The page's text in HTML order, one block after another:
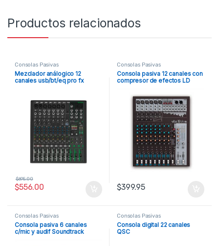
Productos relacionados
Consolas Pasivas
Mezclador análogico 12
canales usb/bt/eq pro fx
$556.00
$695.00
Consolas Pasivas
Consola pasiva 12 canales con
compresor de efectos LD
$399.95
Consolas Pasivas
Consola pasiva 6 canales
c/mic y audif Soundtrack
Consolas Pasivas
Consola digital 22 canales
QSC